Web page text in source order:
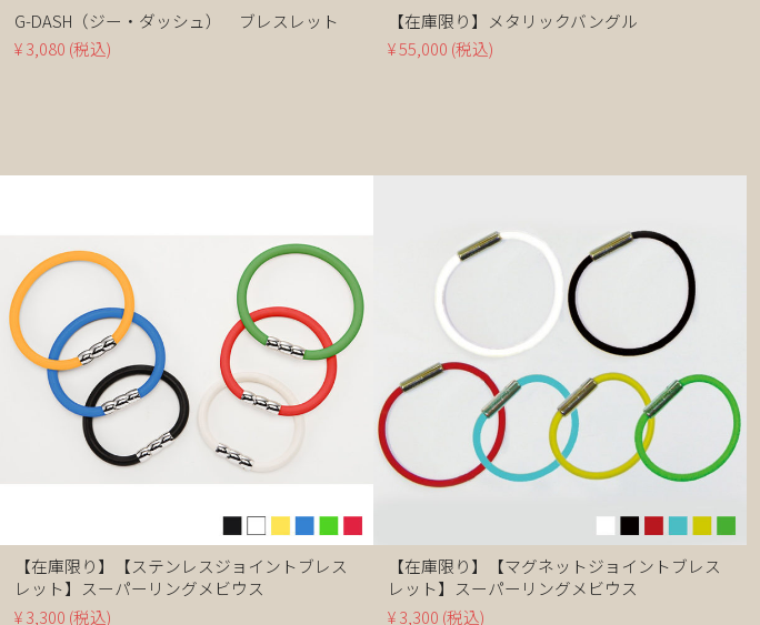
G-DASH（ジー・ダッシュ） ブレスレット
¥ 3,080 (税込)
【在庫限り】メタリックバングル
¥ 55,000 (税込)
【在庫限り】【ステンレスジョイントブレス
レット】スーパーリングメビウス
¥ 3,300 (税込)
【在庫限り】【マグネットジョイントブレス
レット】スーパーリングメビウス
¥ 3,300 (税込)